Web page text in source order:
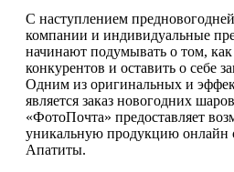
С наступлением
компании и индивидуальные
начинают подумывать о том, как
конкурентов и оставить о себе
Одним из оригинальных и
является заказ новогодних
«ФотоПочта» предоставляет
уникальную продукцию онлайн
Апатиты.